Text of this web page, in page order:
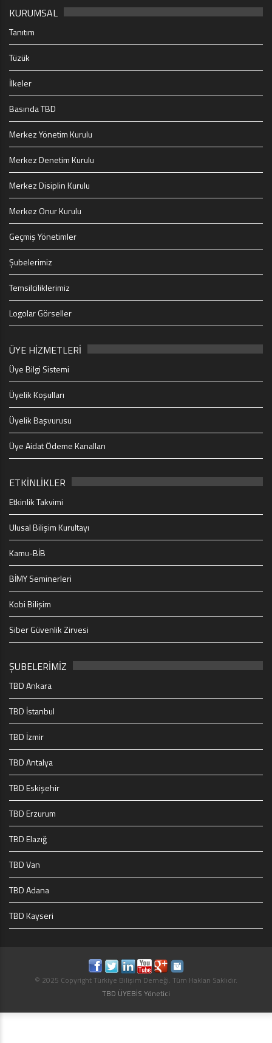
KURUMSAL
Tanıtım
Tüzük
İlkeler
Basında TBD
Merkez Yönetim Kurulu
Merkez Denetim Kurulu
Merkez Disiplin Kurulu
Merkez Onur Kurulu
Geçmiş Yönetimler
Şubelerimiz
Temsilciliklerimiz
Logolar Görseller
ÜYE HİZMETLERİ
Üye Bilgi Sistemi
Üyelik Koşulları
Üyelik Başvurusu
Üye Aidat Ödeme Kanalları
ETKİNLİKLER
Etkinlik Takvimi
Ulusal Bilişim Kurultayı
Kamu-BİB
BİMY Seminerleri
Kobi Bilişim
Siber Güvenlik Zirvesi
ŞUBELERİMİZ
TBD Ankara
TBD İstanbul
TBD İzmir
TBD Antalya
TBD Eskişehir
TBD Erzurum
TBD Elazığ
TBD Van
TBD Adana
TBD Kayseri
© 2025 Copyright Türkiye Bilişim Derneği. Tüm Hakları Saklıdır.
TBD ÜYEBİS Yönetici